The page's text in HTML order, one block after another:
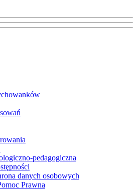
pedagogiczna
danych osobowych
Prawna